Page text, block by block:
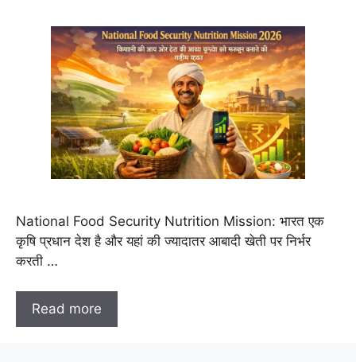
National Food Security Nutrition Mission: भारत एक
कृषि प्रधान देश है और यहां की ज्यादातर आबादी खेती पर निर्भर
करती …
Read more